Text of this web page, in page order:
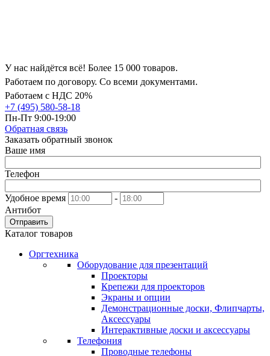
У нас найдётся всё! Более 15 000 товаров.
Работаем по договору. Со всеми документами.
Работаем с НДС 20%
+7 (495) 580-58-18
Пн-Пт 9:00-19:00
Обратная связь
Заказать обратный звонок
Ваше имя
Телефон
Удобное время
-
Антибот
Отправить
Каталог товаров
Оргтехника
Оборудование для презентаций
Проекторы
Крепежи для проекторов
Экраны и опции
Демонстрационные доски, Флипчарты,
Аксессуары
Интерактивные доски и аксессуары
Телефония
Проводные телефоны